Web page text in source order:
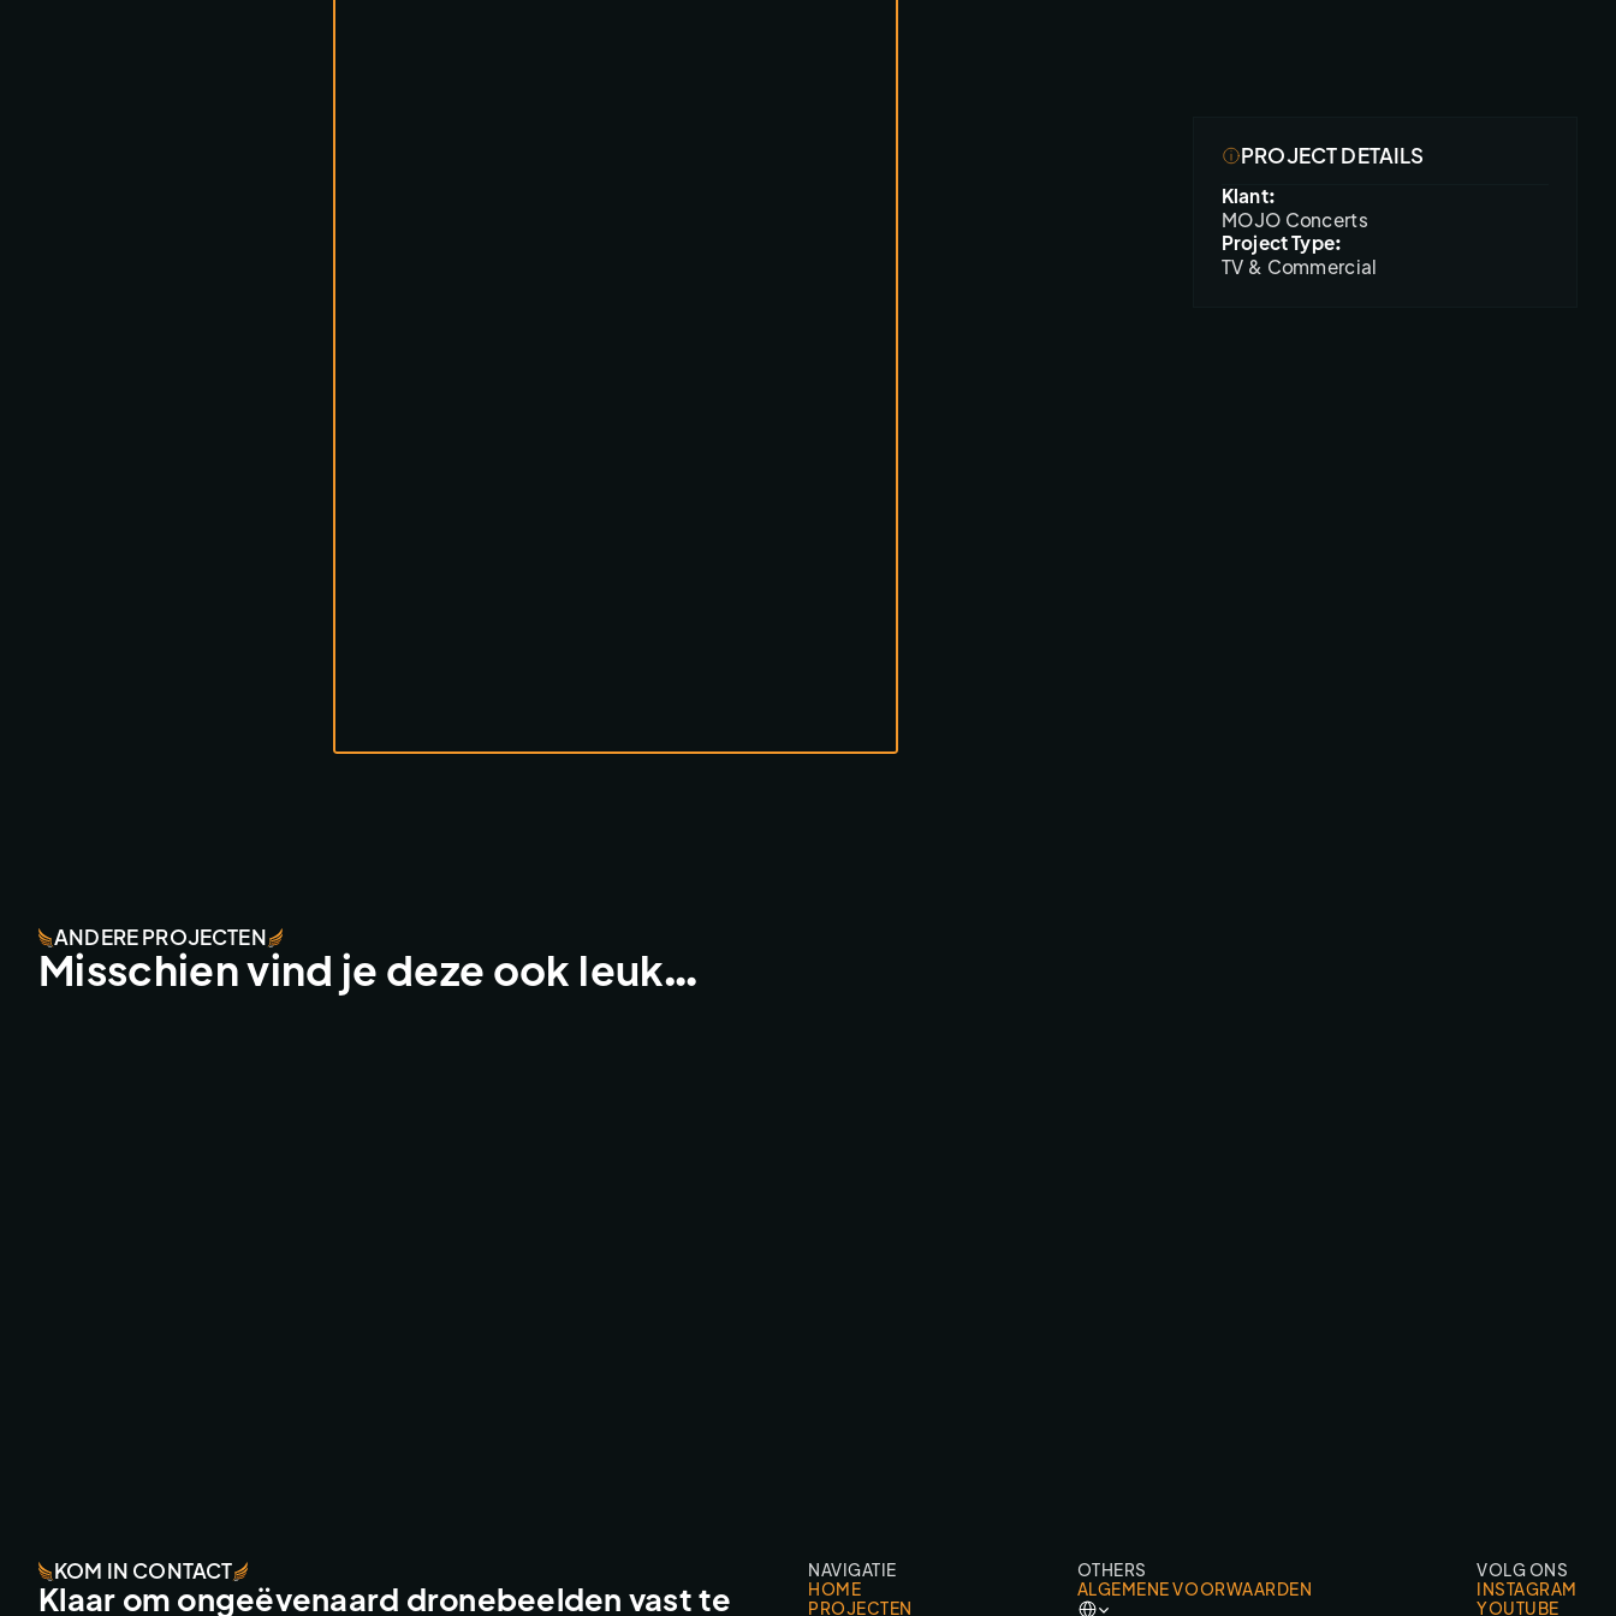
PROJECT DETAILS
Klant:
MOJO Concerts
Project Type:
TV & Commercial
ANDERE PROJECTEN
Misschien vind je deze ook leuk…
KOM IN CONTACT
Klaar om ongeëvenaard dronebeelden vast te
NAVIGATIE
HOME
PROJECTEN
OTHERS
ALGEMENE VOORWAARDEN
Select Language
VOLG ONS
INSTAGRAM
YOUTUBE